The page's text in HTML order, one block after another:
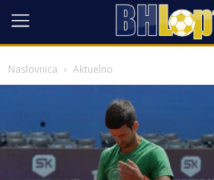
Naslovnica Aktuelno